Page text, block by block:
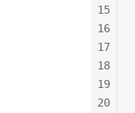
15
16
17
18
19
20